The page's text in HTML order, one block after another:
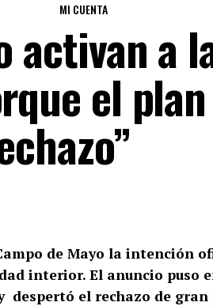
MI CUENTA
activan a
el plan
de Mayo la intención
interior. El anuncio puso
despertó el rechazo de